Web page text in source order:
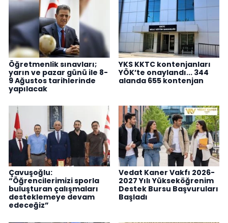
Öğretmenlik sınavları;
yarın ve pazar günü ile 8-
9 Ağustos tarihlerinde
yapılacak
YKS KKTC kontenjanları
YÖK’te onaylandı... 344
alanda 655 kontenjan
Çavuşoğlu:
“Öğrencilerimizi sporla
buluşturan çalışmaları
desteklemeye devam
edeceğiz”
Vedat Kaner Vakfı 2026-
2027 Yılı Yükseköğrenim
Destek Bursu Başvuruları
Başladı